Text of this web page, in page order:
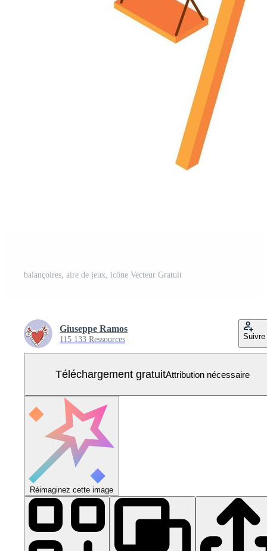
balançoires, aire de jeux, icône Vecteur Gratuit
Giuseppe Ramos
115 133 Ressources Suivre
Téléchargement gratuitAttribution nécessaire
Réimaginez cette image